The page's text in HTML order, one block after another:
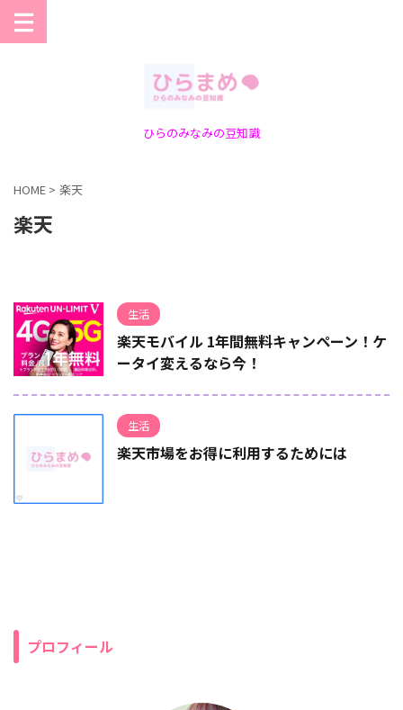
ひらのみなみの豆知識
HOME > 楽天
楽天
生活
楽天モバイル 1年間無料キャンペーン！ケ
ータイ変えるなら今！
生活
楽天市場をお得に利用するためには
プロフィール